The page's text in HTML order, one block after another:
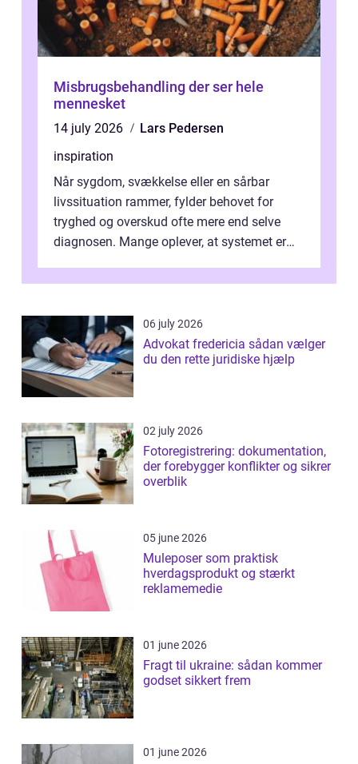
Misbrugsbehandling der ser hele
mennesket
14 july 2026
Lars Pedersen
inspiration
Når sygdom, svækkelse eller en sårbar
livssituation rammer, fylder behovet for
tryghed og overskud ofte mere end selve
diagnosen. Mange oplever, at systemet er
06 july 2026
Advokat fredericia sådan vælger
du den rette juridiske hjælp
02 july 2026
Fotoregistrering: dokumentation,
der forebygger konflikter og sikrer
overblik
05 june 2026
Muleposer som praktisk
hverdagsprodukt og stærkt
reklamemedie
01 june 2026
Fragt til ukraine: sådan kommer
godset sikkert frem
01 june 2026